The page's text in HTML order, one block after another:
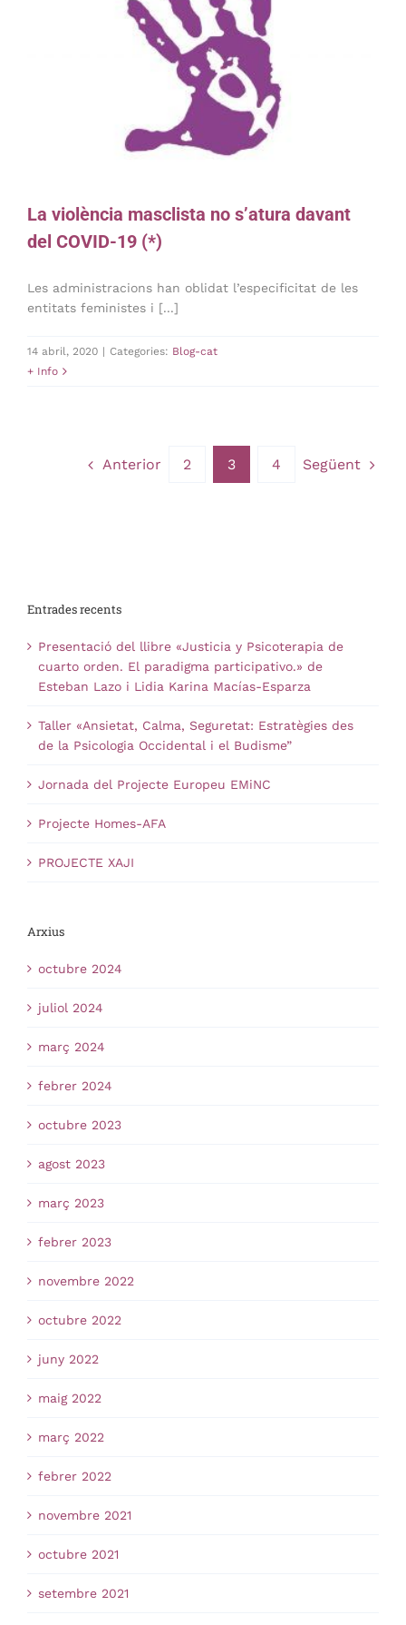
La violència masclista no s’atura davant
del COVID-19 (*)
Les administracions han oblidat l’especificitat de les
entitats feministes i [...]
14 abril, 2020 | Categories: Blog-cat
+ Info
Anterior 2 3 4 Següent
Entrades recents
Presentació del llibre «Justicia y Psicoterapia de
cuarto orden. El paradigma participativo.» de
Esteban Lazo i Lidia Karina Macías-Esparza
Taller «Ansietat, Calma, Seguretat: Estratègies des
de la Psicologia Occidental i el Budisme”
Jornada del Projecte Europeu EMiNC
Projecte Homes-AFA
PROJECTE XAJI
Arxius
octubre 2024
juliol 2024
març 2024
febrer 2024
octubre 2023
agost 2023
març 2023
febrer 2023
novembre 2022
octubre 2022
juny 2022
maig 2022
març 2022
febrer 2022
novembre 2021
octubre 2021
setembre 2021